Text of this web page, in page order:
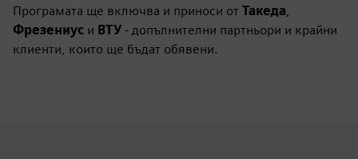
Програмата ще включва и приноси от Такеда
Фрезениус и ВТУ - допълнителни партньори и крайни
клиенти, които ще бъдат обявени.